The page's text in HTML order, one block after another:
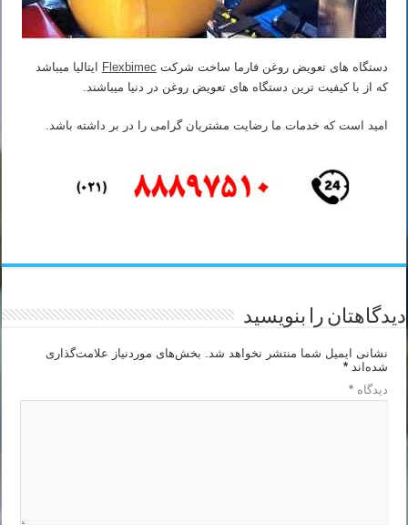
دستگاه های تعویض روغن فارما ساخت شرکت Flexbimec ایتالیا میباشد
که از با کیفیت ترین دستگاه های تعویض روغن در دنیا میباشند.
امید است که خدمات ما رضایت مشتریان گرامی را در بر داشته باشد.
دیدگاهتان را بنویسید
نشانی ایمیل شما منتشر نخواهد شد. بخش‌های موردنیاز علامت‌گذاری
شده‌اند*
دیدگاه*